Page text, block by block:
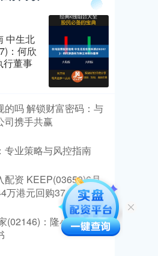
中生北
：何欣
行董事
的吗 解锁财富密码：与
司携手共赢
专业策略与风控指南
配资 KEEP(03650)6月
万港元回购37.9万股
(02146)：隆小康获委任